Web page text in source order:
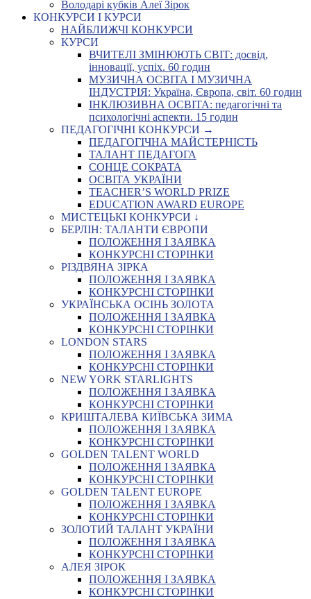
Володарі кубків Алеї Зірок
КОНКУРСИ І КУРСИ
НАЙБЛИЖЧІ КОНКУРСИ
КУРСИ
ВЧИТЕЛІ ЗМІНЮЮТЬ СВІТ: досвід,
інновації, успіх. 60 годин
МУЗИЧНА ОСВІТА І МУЗИЧНА
ІНДУСТРІЯ: Україна, Європа, світ. 60 годин
ІНКЛЮЗИВНА ОСВІТА: педагогічні та
психологічні аспекти. 15 годин
ПЕДАГОГІЧНІ КОНКУРСИ →
ПЕДАГОГІЧНА МАЙСТЕРНІСТЬ
ТАЛАНТ ПЕДАГОГА
СОНЦЕ СОКРАТА
ОСВІТА УКРАЇНИ
TEACHER’S WORLD PRIZE
EDUCATION AWARD EUROPE
МИСТЕЦЬКІ КОНКУРСИ ↓
БЕРЛІН: ТАЛАНТИ ЄВРОПИ
ПОЛОЖЕННЯ І ЗАЯВКА
КОНКУРСНІ СТОРІНКИ
РІЗДВЯНА ЗІРКА
ПОЛОЖЕННЯ І ЗАЯВКА
КОНКУРСНІ СТОРІНКИ
УКРАЇНСЬКА ОСІНЬ ЗОЛОТА
ПОЛОЖЕННЯ І ЗАЯВКА
КОНКУРСНІ СТОРІНКИ
LONDON STARS
ПОЛОЖЕННЯ І ЗАЯВКА
КОНКУРСНІ СТОРІНКИ
NEW YORK STARLIGHTS
ПОЛОЖЕННЯ І ЗАЯВКА
КОНКУРСНІ СТОРІНКИ
КРИШТАЛЕВА КИЇВСЬКА ЗИМА
ПОЛОЖЕННЯ І ЗАЯВКА
КОНКУРСНІ СТОРІНКИ
GOLDEN TALENT WORLD
ПОЛОЖЕННЯ І ЗАЯВКА
КОНКУРСНІ СТОРІНКИ
GOLDEN TALENT EUROPE
ПОЛОЖЕННЯ І ЗАЯВКА
КОНКУРСНІ СТОРІНКИ
ЗОЛОТИЙ ТАЛАНТ УКРАЇНИ
ПОЛОЖЕННЯ І ЗАЯВКА
КОНКУРСНІ СТОРІНКИ
АЛЕЯ ЗІРОК
ПОЛОЖЕННЯ І ЗАЯВКА
КОНКУРСНІ СТОРІНКИ